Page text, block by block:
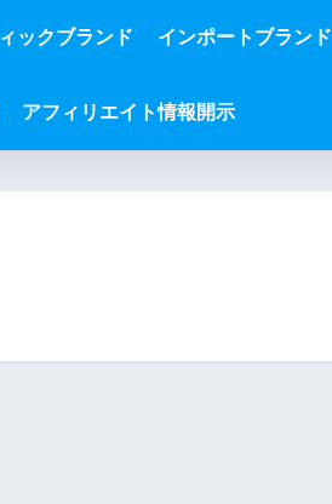
ックブランド インポートブランド
アフィリエイト情報開示